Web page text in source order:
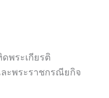
ดพระเกียรติ
ะพระราชกรณียกิจ